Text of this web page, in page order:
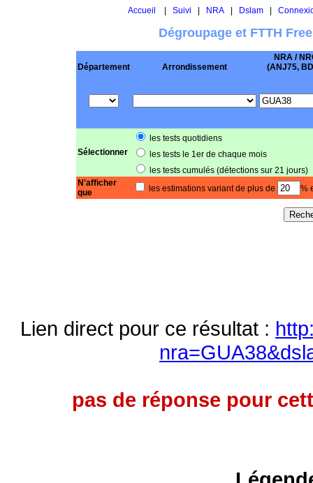
Accueil Suivi NRA| Dslam|
Dégroupage et FTTH
Département Arrondissement
NRA /
(ANJ75,
Sélectionner
les tests quotidiens
les tests le 1er de chaque mois
les tests cumulés (détections sur 21 jours)
N'afficher
que
les estimations variant de plus de %
Lien direct pour ce résultat :
pas de réponse pour